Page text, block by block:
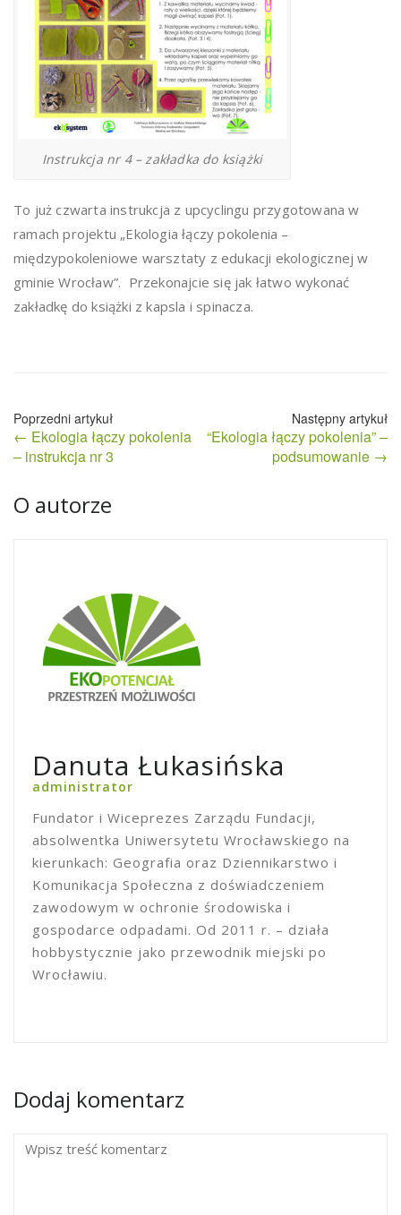
Instrukcja nr 4 – zakładka do książki
To już czwarta instrukcja z upcyclingu przygotowana w
ramach projektu „Ekologia łączy pokolenia –
międzypokoleniowe warsztaty z edukacji ekologicznej w
gminie Wrocław”. Przekonajcie się jak łatwo wykonać
zakładkę do książki z kapsla i spinacza.
Nawigacja
wpisu
← Ekologia łączy pokolenia
– instrukcja nr 3
“Ekologia łączy pokolenia” –
podsumowanie →
O autorze
Danuta Łukasińska
administrator
Fundator i Wiceprezes Zarządu Fundacji,
absolwentka Uniwersytetu Wrocławskiego na
kierunkach: Geografia oraz Dziennikarstwo i
Komunikacja Społeczna z doświadczeniem
zawodowym w ochronie środowiska i
gospodarce odpadami. Od 2011 r. – działa
hobbystycznie jako przewodnik miejski po
Wrocławiu.
Dodaj komentarz